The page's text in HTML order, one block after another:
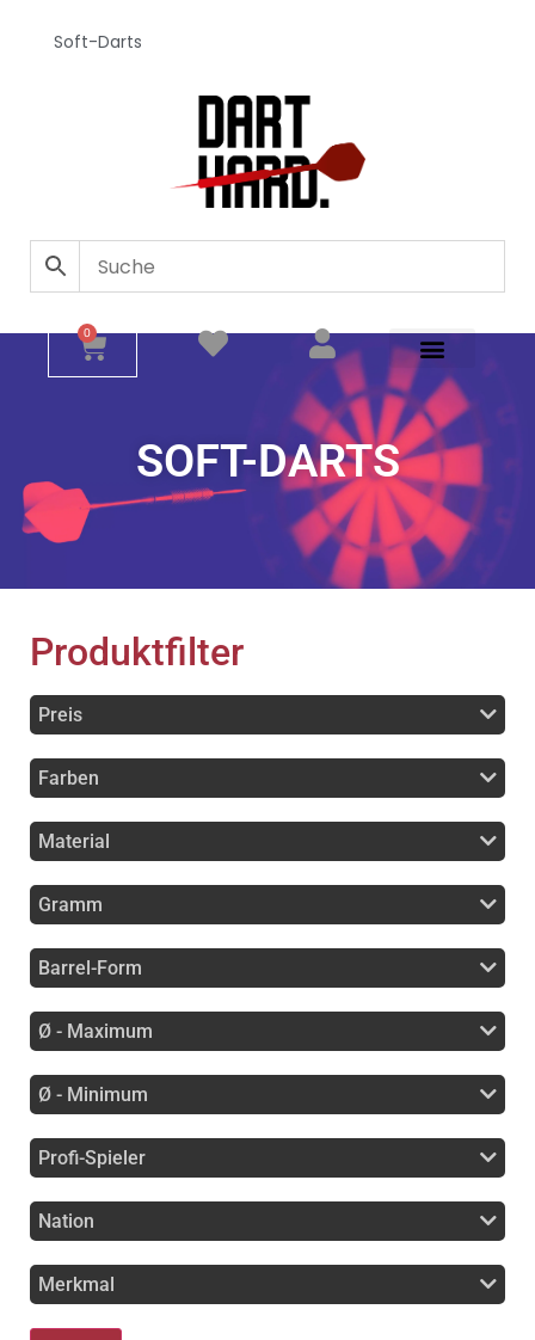
Soft-Darts
0
SOFT-DARTS
Produktfilter
Preis
Farben
Material
Gramm
Barrel-Form
Ø - Maximum
Ø - Minimum
Profi-Spieler
Nation
Merkmal